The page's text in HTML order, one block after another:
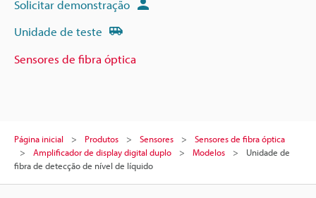
Solicitar demonstração
Unidade de teste
Sensores de fibra óptica
Página inicial Produtos Sensores
Sensores de fibra óptica
Amplificador de display digital duplo
Modelos
Unidade de
fibra de detecção de nível de líquido